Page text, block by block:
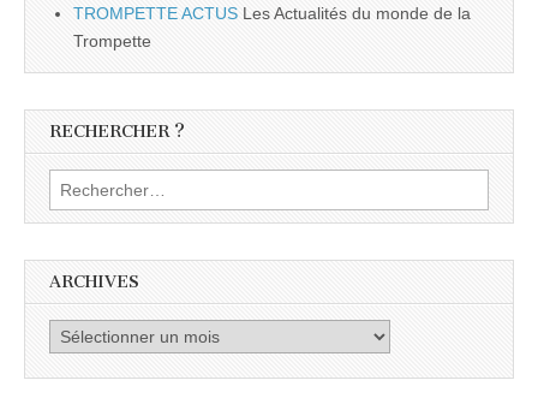
TROMPETTE ACTUS Les Actualités du monde de la
Trompette
RECHERCHER ?
Rechercher :
ARCHIVES
Archives